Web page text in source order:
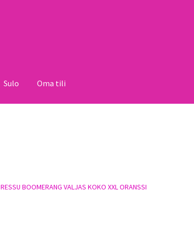
Sulo Oma tili
RESSU BOOMERANG VALJAS KOKO XXL ORANSSI